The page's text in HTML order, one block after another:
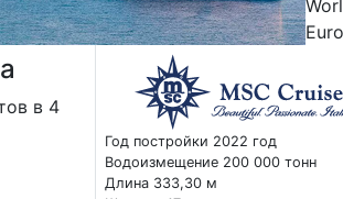
в 4
Год постройки 2022 год
Водоизмещение 200 000 тонн
Длина 333,30 м